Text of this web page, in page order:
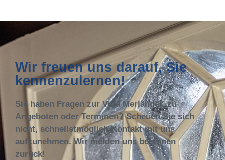
Wir freuen uns darauf, Sie
kennenzulernen!
Sie haben Fragen zur Villa Merländer, zu
Angeboten oder Terminen? Scheuen Sie sich
nicht, schnellstmöglich Kontakt mit uns
aufzunehmen. Wir melden uns bei Ihnen
zurück!